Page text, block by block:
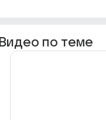
Видео по теме